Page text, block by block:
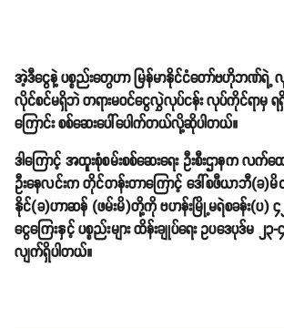
အဲ့ဒီငွေနဲ့ ပစ္စည်းတွေဟာ မြန်မာနိုင်ငံတော်ဗဟိုဘဏ်ရဲ့
လိုင်စင်မရှိဘဲ တရားမဝင်ငွေလွှဲလုပ်ငန်း လုပ်ကိုင်ရာမှ ရရှိ
ကြောင်း စစ်ဆေးပေါ်ပေါက်တယ်လို့ဆိုပါတယ်။
ဒါကြောင့် အထူးစုံစမ်းစစ်ဆေးရေး ဦးစီးဌာနက လက်
ဦးနေလင်းက တိုင်တန်းတာကြောင့် ဒေါ်စဖီယာဘီ(ခ
နိုင်(ခ)ဟာဆန် (ဖမ်းမိ)တို့ကို ဗဟန်းမြို့မရဲစခန်း(ပ) ၄
ငွေကြေးနှင့် ပစ္စည်းများ ထိန်းချုပ်ရေး ဥပဒေပုဒ်မ ၂
လျက်ရှိပါတယ်။